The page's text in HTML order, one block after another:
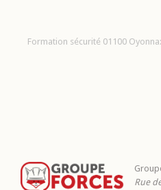
Formation sécurité 01100
Rue